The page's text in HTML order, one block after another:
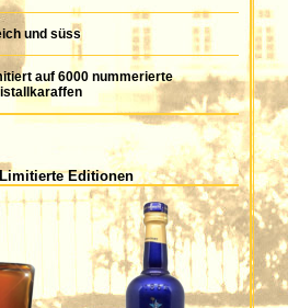
und süss
auf 6000 nummerierte
Editionen